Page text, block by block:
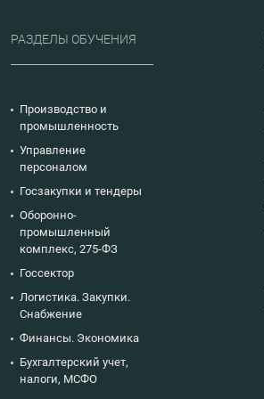
РАЗДЕЛЫ ОБУЧЕНИЯ
Производство и
промышленность
Управление
персоналом
Госзакупки и тендеры
Оборонно-
промышленный
комплекс, 275-ФЗ
Госсектор
Логистика. Закупки.
Снабжение
Финансы. Экономика
Бухгалтерский учет,
налоги, МСФО